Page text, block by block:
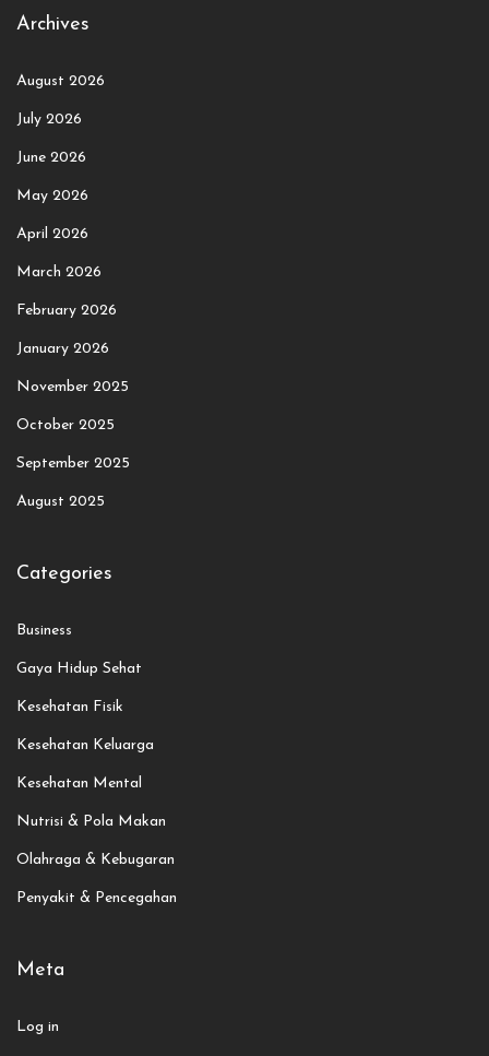
Archives
August 2026
July 2026
June 2026
May 2026
April 2026
March 2026
February 2026
January 2026
November 2025
October 2025
September 2025
August 2025
Categories
Business
Gaya Hidup Sehat
Kesehatan Fisik
Kesehatan Keluarga
Kesehatan Mental
Nutrisi & Pola Makan
Olahraga & Kebugaran
Penyakit & Pencegahan
Meta
Log in